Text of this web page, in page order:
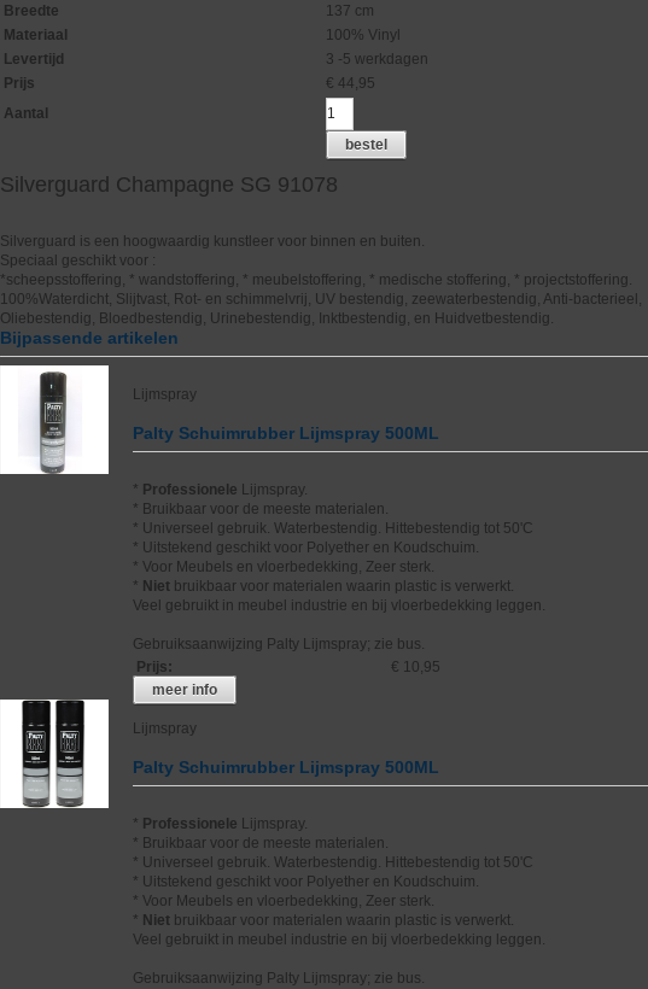
Breedte
137 cm
Materiaal
100% Vinyl
Levertijd
3 -5 werkdagen
Prijs
€ 44,95
Aantal
bestel
Silverguard Champagne SG 91078
Silverguard is een hoogwaardig kunstleer voor binnen en buiten.
Speciaal geschikt voor :
*scheepsstoffering, * wandstoffering, * meubelstoffering, * medische stoffering, * projectstoffering.
100%Waterdicht, Slijtvast, Rot- en schimmelvrij, UV bestendig, zeewaterbestendig, Anti-bacterieel,
Oliebestendig, Bloedbestendig, Urinebestendig, Inktbestendig, en Huidvetbestendig.
Bijpassende artikelen
Lijmspray
Palty Schuimrubber Lijmspray 500ML
* Professionele Lijmspray.
* Bruikbaar voor de meeste materialen.
* Universeel gebruik. Waterbestendig. Hittebestendig tot 50'C
* Uitstekend geschikt voor Polyether en Koudschuim.
* Voor Meubels en vloerbedekking, Zeer sterk.
* Niet bruikbaar voor materialen waarin plastic is verwerkt.
Veel gebruikt in meubel industrie en bij vloerbedekking leggen.
Gebruiksaanwijzing Palty Lijmspray; zie bus.
Prijs:
€ 10,95
meer info
Lijmspray
Palty Schuimrubber Lijmspray 500ML
* Professionele Lijmspray.
* Bruikbaar voor de meeste materialen.
* Universeel gebruik. Waterbestendig. Hittebestendig tot 50'C
* Uitstekend geschikt voor Polyether en Koudschuim.
* Voor Meubels en vloerbedekking, Zeer sterk.
* Niet bruikbaar voor materialen waarin plastic is verwerkt.
Veel gebruikt in meubel industrie en bij vloerbedekking leggen.
Gebruiksaanwijzing Palty Lijmspray; zie bus.